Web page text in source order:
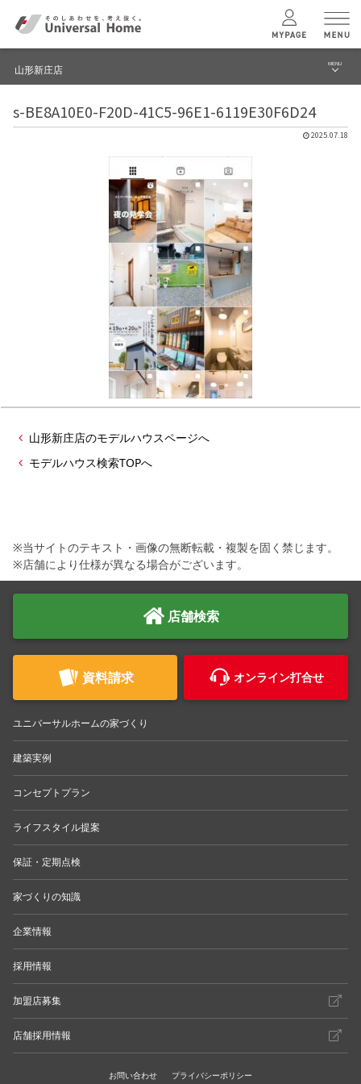
ユニバーサルホームの特長
コンセプトプラン
テクノロジー
検索・見学予約
ション
キャンペーン・コラボ情報
家づくりの知識
お問い合わせ
山形新庄店 MENU
ブログ
s-BE8A10E0-F20D-41C5-96E1-6119E30F6D24
2025.07.18
山形新庄店のモデルハウスページへ
モデルハウス検索TOPへ
※当サイトのテキスト・画像の無断転載・複製を固く禁じます。
※店舗により仕様が異なる場合がございます。
店舗検索
資料請求 オンライン打合せ
ユニバーサルホームの家づくり
建築実例
コンセプトプラン
ライフスタイル提案
保証・定期点検
家づくりの知識
企業情報
採用情報
加盟店募集
店舗採用情報
お問い合わせ プライバシーポリシー